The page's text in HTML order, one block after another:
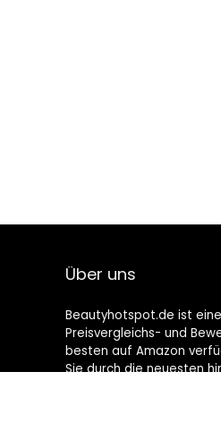
Über uns
Beautyhotspot.de ist
Preisvergleichs- und
besten auf Amazon
Sie durch die neuesten